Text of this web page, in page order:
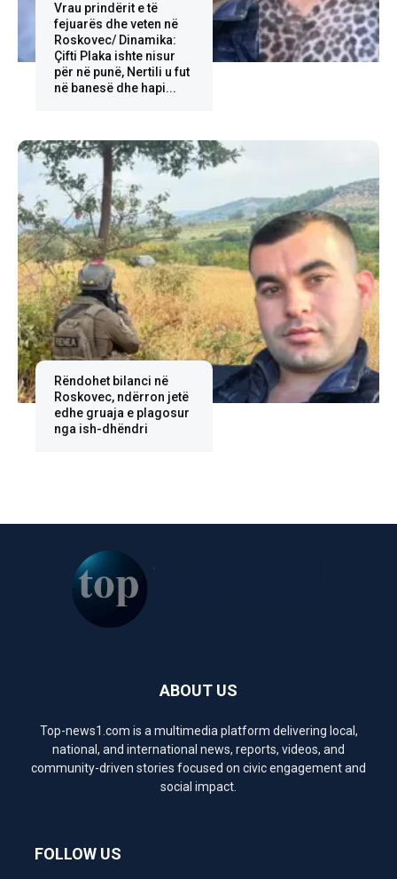
Vrau prindërit e të
fejuarës dhe veten në
Roskovec/ Dinamika:
Çifti Plaka ishte nisur
për në punë, Nertili u fut
në banesë dhe hapi...
Rëndohet bilanci në
Roskovec, ndërron jetë
edhe gruaja e plagosur
nga ish-dhëndri
ABOUT US
Top-news1.com is a multimedia platform delivering local,
national, and international news, reports, videos, and
community-driven stories focused on civic engagement and
social impact.
FOLLOW US